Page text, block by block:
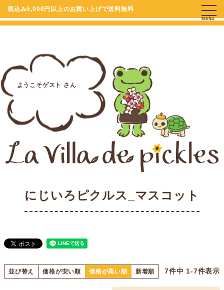
税込み5,000円以上のお買い上げで送料無料
ようこそゲスト さん
MENU
にじいろピクルス_マスコット
並び替え 価格が安い順 価格が高い順 新着順 7件中 1-7件表示